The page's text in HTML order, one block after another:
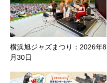
横浜旭ジャズまつり：2026年8
月30日